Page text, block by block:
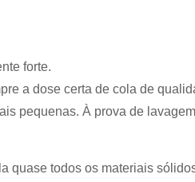
forte.
a dose certa de cola de
pequenas. À prova de
quase todos os materiais